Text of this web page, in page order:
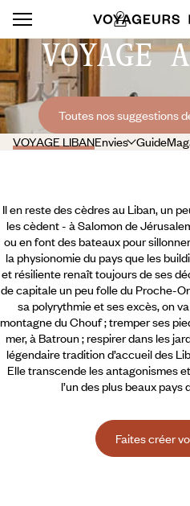
VOYAGE
Toutes nos suggestions
VOYAGE LIBANEnvies Guide
Il en reste des cèdres au Liban, un
les cèdent - à Salomon de
ou en font des bateaux pour
la physionomie du pays que les
et résiliente renaît toujours de ses
de capitale un peu folle du Proche-
sa polyrythmie et ses excès, on
montagne du Chouf ; tremper ses
mer, à Batroun ; respirer dans les
légendaire tradition d’accueil des
Elle transcende les antagonismes
l’un des plus beaux pays
Faites créer